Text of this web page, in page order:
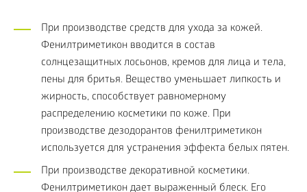
При производстве средств для ухода за кожей.
Фенилтриметикон вводится в состав
солнцезащитных лосьонов, кремов для лица и тела,
пены для бритья. Вещество уменьшает липкость и
жирность, способствует равномерному
распределению косметики по коже. При
производстве дезодорантов фенилтриметикон
используется для устранения эффекта белых пятен.
При производстве декоративной косметики.
Фенилтриметикон дает выраженный блеск. Его